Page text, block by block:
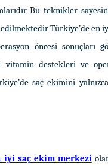
Bu teknikler
Türkiye’de
öncesi sonuçları
destekleri ve
saç ekimini
iyi saç ekim merkezi